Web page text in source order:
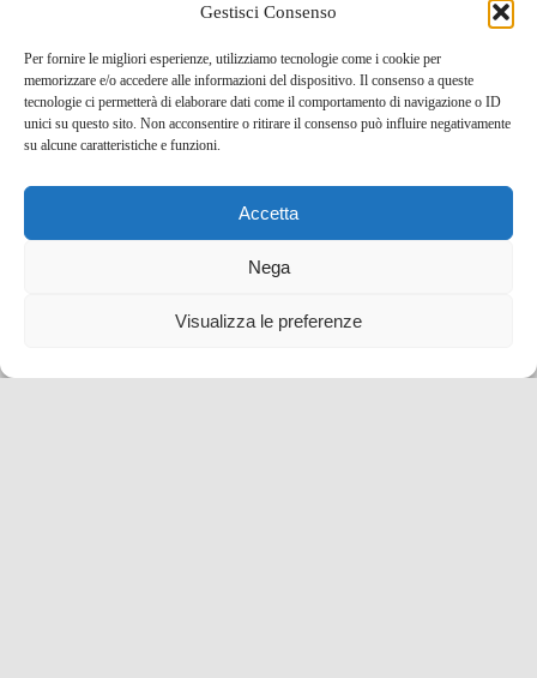
Gestisci Consenso
Per fornire le migliori esperienze, utilizziamo tecnologie come i cookie per
memorizzare e/o accedere alle informazioni del dispositivo. Il consenso a queste
tecnologie ci permetterà di elaborare dati come il comportamento di navigazione o ID
unici su questo sito. Non acconsentire o ritirare il consenso può influire negativamente
su alcune caratteristiche e funzioni.
Accetta
Nega
Visualizza le preferenze